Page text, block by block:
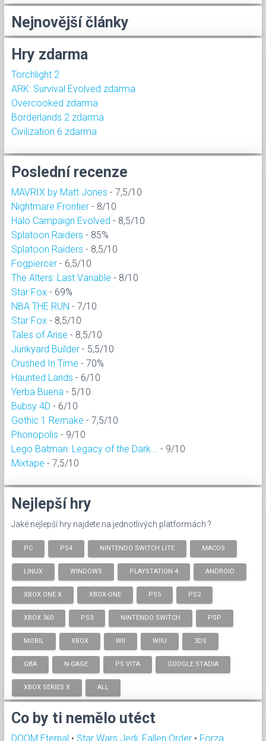
Nejnovější články
Hry zdarma
Torchlight 2
ARK: Survival Evolved zdarma
Overcooked zdarma
Borderlands 2 zdarma
Civilization 6 zdarma
Poslední recenze
MAVRIX by Matt Jones - 7,5/10
Nightmare Frontier - 8/10
Halo Campaign Evolved - 8,5/10
Splatoon Raiders - 85%
Splatoon Raiders - 8,5/10
Fogpiercer - 6,5/10
The Alters: Last Variable - 8/10
Star Fox - 69%
NBA THE RUN - 7/10
Star Fox - 8,5/10
Tales of Arise - 8,5/10
Junkyard Builder - 5,5/10
Crushed In Time - 70%
Haunted Lands - 6/10
Yerba Buena - 5/10
Bubsy 4D - 6/10
Gothic 1 Remake - 7,5/10
Phonopolis - 9/10
Lego Batman: Legacy of the Dark...
- 9/10
Mixtape - 7,5/10
Nejlepší hry
Jaké nejlepší hry najdete na jednotlivých platformách ?
PC PS4 NINTENDO SWITCH LITE MACOS
LINUX WINDOWS PLAYSTATION 4 ANDROID
XBOX ONE X XBOX-ONE PS5 PS2
XBOX 360 PS3 NINTENDO SWITCH PSP
MOBIL XBOX WII WIIU 3DS
GBA N-GAGE PS VITA GOOGLE STADIA
XBOX SERIES X ALL
Co by ti nemělo utéct
DOOM Eternal • Star Wars Jedi: Fallen Order • Forza